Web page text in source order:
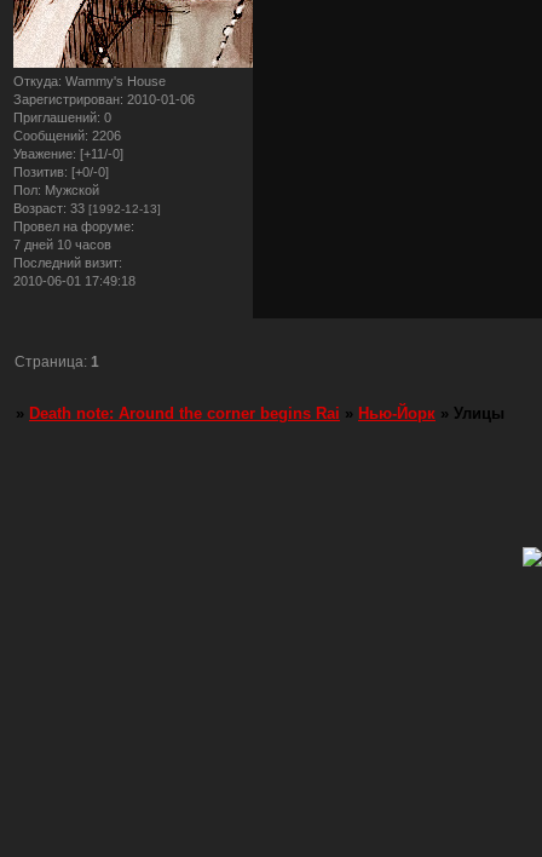
Откуда: Wammy's House
Зарегистрирован: 2010-01-06
Приглашений: 0
Сообщений: 2206
Уважение: [+11/-0]
Позитив: [+0/-0]
Пол: Мужской
Возраст: 33 [1992-12-13]
Провел на форуме:
7 дней 10 часов
Последний визит:
2010-06-01 17:49:18
Страница:1
» Death note: Around the corner begins Rai » Нью-Йорк » Улицы